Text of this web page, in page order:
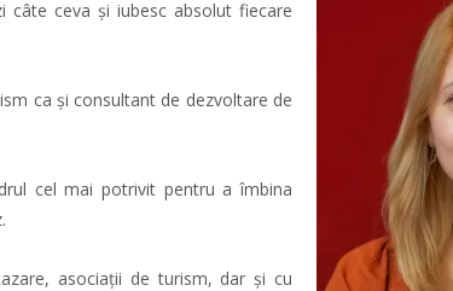
câte ceva și iubesc absolut fiecare
ca și consultant de dezvoltare de
cel mai potrivit pentru a îmbina
asociații de turism, dar și cu